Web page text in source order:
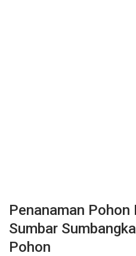
Penanaman
Sumbar
Pohon